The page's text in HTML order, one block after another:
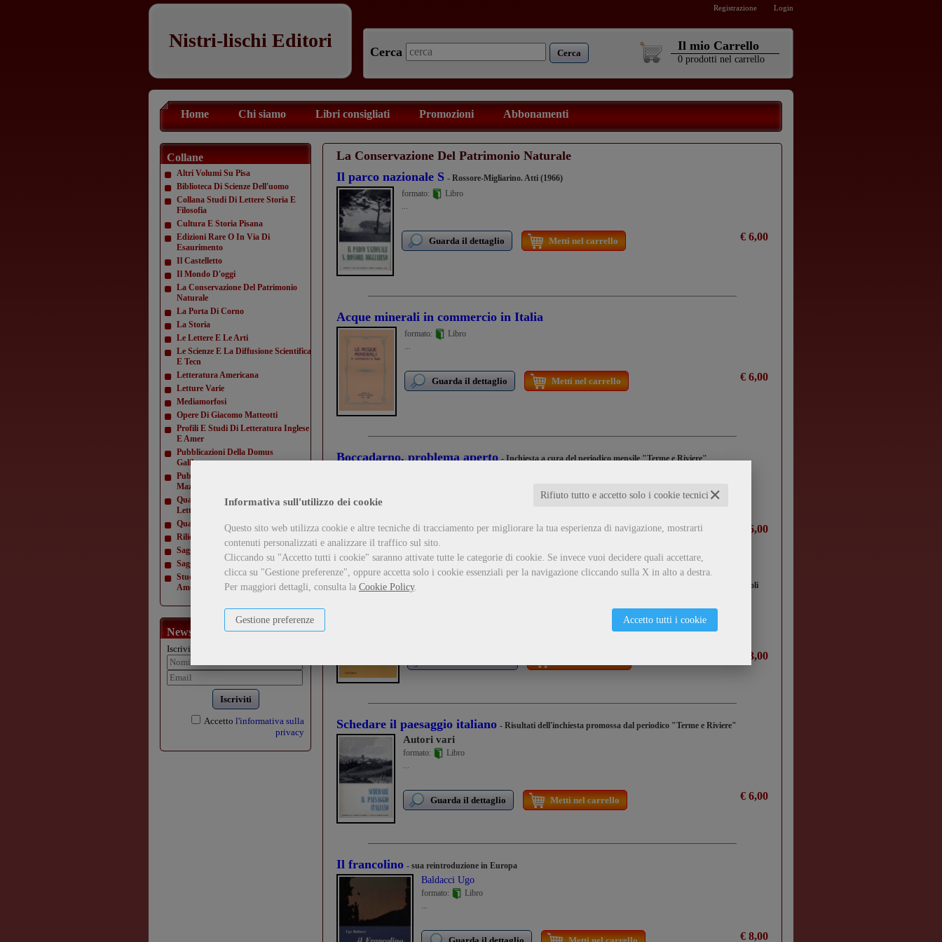
Informativa sull'utilizzo dei cookie ✕
Rifiuto tutto e accetto solo i cookie tecnici
Questo sito web utilizza cookie e altre tecniche di tracciamento per migliorare la tua esperienza di navigazione, mostrarti
contenuti personalizzati e analizzare il traffico sul sito.
Cliccando su "Accetto tutti i cookie" saranno attivate tutte le categorie di cookie. Se invece vuoi decidere quali accettare,
clicca su "Gestione preferenze", oppure accetta solo i cookie essenziali per la navigazione cliccando sulla X in alto a destra.
Per maggiori dettagli, consulta la Cookie Policy.
Accetto tutti i cookie
Gestione preferenze
Registrazione Login
Nistri-lischi Editori
Cerca Cerca
Il mio Carrello
0 prodotti nel carrello
Home Chi siamo Libri consigliati Promozioni Abbonamenti
Collane
Altri Volumi Su Pisa
Biblioteca Di Scienze Dell'uomo
Collana Studi Di Lettere Storia E
Filosofia
Cultura E Storia Pisana
Edizioni Rare O In Via Di
Esaurimento
Il Castelletto
Il Mondo D'oggi
La Conservazione Del Patrimonio
Naturale
La Porta Di Corno
La Storia
Le Lettere E Le Arti
Le Scienze E La Diffusione Scientifica
E Tecn
Letteratura Americana
Letture Varie
Mediamorfosi
Opere Di Giacomo Matteotti
Profili E Studi Di Letteratura Inglese
E Amer
Pubblicazioni Della Domus
Galilaeana
Pubblicazioni Della Domus
Mazziniana
Quaderni Dell'Istituto Di Lingua E
Letteratur
Quaderni Della Direzione
Rilievi Di Monumenti
Saggi Di Varia Umanità
Saggi Di Varia Umanità- Nuova Serie
Studi E Testi Di Storia Costituzionale
Americ
Newsletter
Iscriviti alla nostra newsletter:
Iscriviti
Accetto l'informativa sulla
privacy
La Conservazione Del Patrimonio Naturale
Il parco nazionale S - Rossore-Migliarino. Atti (1966)
formato:
Libro
...
€ 6,00
Guarda il dettaglio Metti nel carrello
Acque minerali in commercio in Italia
formato:
Libro
...
€ 6,00
Guarda il dettaglio Metti nel carrello
Boccadarno, problema aperto - Inchiesta a cura del periodico mensile "Terme e Riviere"
€ 6,00
Guarda il dettaglio Metti nel carrello
Dal Calambrone alla Burlamacca - Guida alla natura del parco Migliarino-S.Rossore - Massaciuccoli
€ 13,00
Schedare il paesaggio italiano - Risultati dell'inchiesta promossa dal periodico "Terme e Riviere"
Autori vari
formato:
Libro
...
€ 6,00
Guarda il dettaglio Metti nel carrello
Il francolino - sua reintroduzione in Europa
Baldacci Ugo
formato:
Libro
...
€ 8,00